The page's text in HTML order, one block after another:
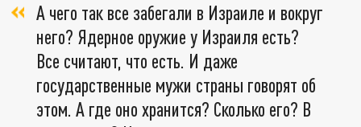
А чего так все забегали в Израиле и вокруг
него? Ядерное оружие у Израиля есть?
Все считают, что есть. И даже
государственные мужи страны говорят об
этом. А где оно хранится? Сколько его? В